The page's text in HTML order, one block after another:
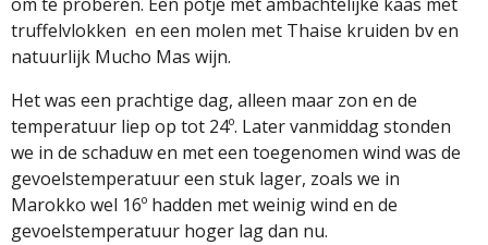
om te proberen. Een potje met ambachtelijke kaas met
truffelvlokken en een molen met Thaise kruiden bv en
natuurlijk Mucho Mas wijn.
Het was een prachtige dag, alleen maar zon en de
temperatuur liep op tot 24º. Later vanmiddag stonden
we in de schaduw en met een toegenomen wind was de
gevoelstemperatuur een stuk lager, zoals we in
Marokko wel 16º hadden met weinig wind en de
gevoelstemperatuur hoger lag dan nu.